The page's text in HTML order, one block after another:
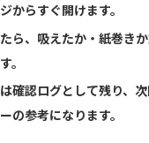
からすぐ開けます。
ら、吸えたか・紙巻き
。
確認ログとして残り、
の参考になります。